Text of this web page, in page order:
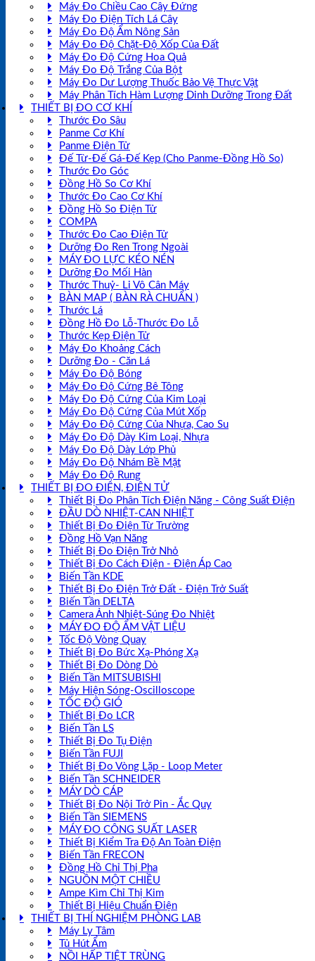
Máy Đo Chiều Cao Cây Đứng
Máy Đo Điện Tích Lá Cây
Máy Đo Độ Ẩm Nông Sản
Máy Đo Độ Chặt-Độ Xốp Của Đất
Máy Đo Độ Cứng Hoa Quả
Máy Đo Độ Trắng Của Bột
Máy Đo Dư Lượng Thuốc Bảo Vệ Thực Vật
Máy Phân Tích Hàm Lượng Dinh Dưỡng Trong Đất
THIẾT BỊ ĐO CƠ KHÍ
Thước Đo Sâu
Panme Cơ Khí
Panme Điện Tử
Đế Từ-Đế Gá-Đế Kẹp (Cho Panme-Đồng Hồ So)
Thước Đo Góc
Đồng Hồ So Cơ Khí
Thước Đo Cao Cơ Khí
Đồng Hồ So Điện Tử
COMPA
Thước Đo Cao Điện Tử
Dưỡng Đo Ren Trong Ngoài
MÁY ĐO LỰC KÉO NÉN
Dưỡng Đo Mối Hàn
Thước Thuỷ- Li Vô Cân Máy
BÀN MAP ( BÀN RÀ CHUẨN )
Thước Lá
Đồng Hồ Đo Lỗ-Thước Đo Lỗ
Thước Kẹp Điện Tử
Máy Đo Khoảng Cách
Dưỡng Đo - Căn Lá
Máy Đo Độ Bóng
Máy Đo Độ Cứng Bê Tông
Máy Đo Độ Cứng Của Kim Loại
Máy Đo Độ Cứng Của Mút Xốp
Máy Đo Độ Cứng Của Nhựa, Cao Su
Máy Đo Độ Dày Kim Loại, Nhựa
Máy Đo Độ Dày Lớp Phủ
Máy Đo Độ Nhám Bề Mặt
Máy Đo Độ Rung
THIẾT BỊ ĐO ĐIỆN, ĐIỆN TỬ
Thiết Bị Đo Phân Tích Điện Năng - Công Suất Điện
ĐẦU DÒ NHIỆT-CAN NHIỆT
Thiết Bị Đo Điện Từ Trường
Đồng Hồ Vạn Năng
Thiết Bị Đo Điện Trở Nhỏ
Thiết Bị Đo Cách Điện - Điện Áp Cao
Biến Tần KDE
Thiết Bị Đo Điện Trở Đất - Điện Trở Suất
Biến Tần DELTA
Camera Ảnh Nhiệt-Súng Đo Nhiệt
MÁY ĐO ĐỘ ẨM VẬT LIỆU
Tốc Độ Vòng Quay
Thiết Bị Đo Bức Xạ-Phóng Xạ
Thiết Bị Đo Dòng Dò
Biến Tần MITSUBISHI
Máy Hiện Sóng-Oscilloscope
TỐC ĐỘ GIÓ
Thiết Bị Đo LCR
Biến Tần LS
Thiết Bị Đo Tụ Điện
Biến Tần FUJI
Thiết Bị Đo Vòng Lặp - Loop Meter
Biến Tần SCHNEIDER
MÁY DÒ CÁP
Thiết Bị Đo Nội Trở Pin - Ắc Quy
Biến Tần SIEMENS
MÁY ĐO CÔNG SUẤT LASER
Thiết Bị Kiểm Tra Độ An Toàn Điện
Biến Tần FRECON
Đồng Hồ Chỉ Thị Pha
NGUỒN MỘT CHIỀU
Ampe Kìm Chỉ Thị Kim
Thiết Bị Hiệu Chuẩn Điện
THIẾT BỊ THÍ NGHIỆM PHÒNG LAB
Máy Ly Tâm
Tủ Hút Ẩm
NỒI HẤP TIỆT TRÙNG